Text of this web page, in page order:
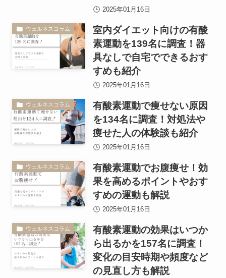
2025年01月16日
ウェルネスコラム
室内ダイエット向けの有酸
素運動を139名に調査！器
具なしで自宅でできるおす
すめも紹介
2025年01月16日
ウェルネスコラム
有酸素運動で痩せない原因
を134名に調査！対処法や
痩せた人の体験談も紹介
2025年01月16日
ウェルネスコラム
有酸素運動でお腹痩せ！効
果を高めるポイントやおす
すめの運動も解説
2025年01月16日
ウェルネスコラム
有酸素運動の効果はいつか
ら出るかを157名に調査！
変化の目安時期や頻度など
の見直し方も解説